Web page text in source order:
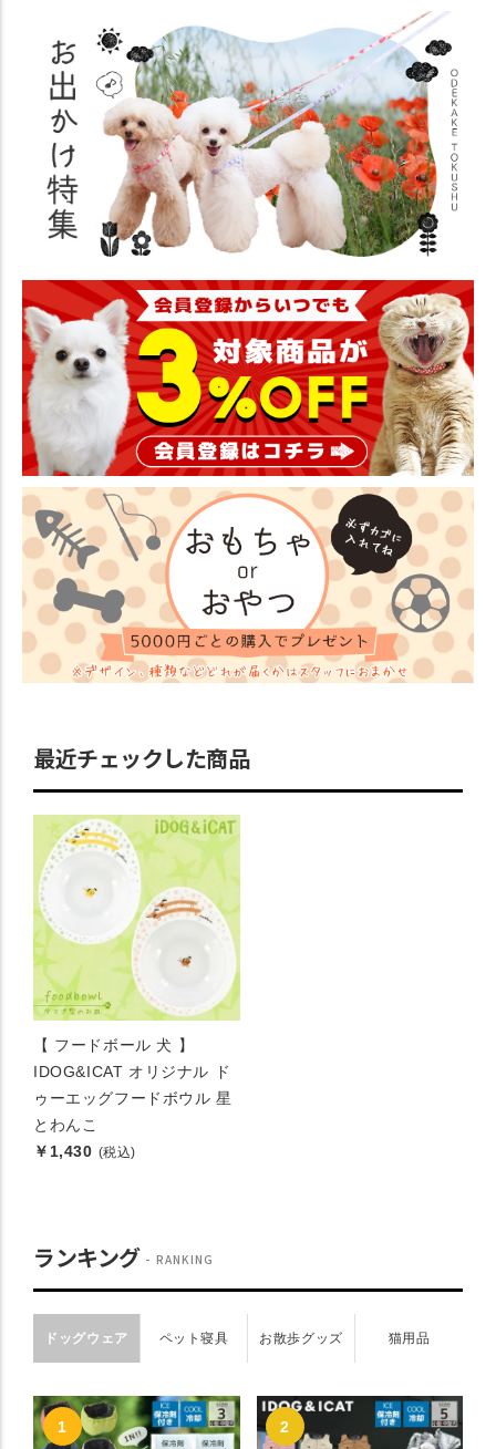
最近チェックした商品
【 フードボール 犬 】
IDOG&ICAT オリジナル ド
ゥーエッグフードボウル 星
とわんこ
￥1,430 (税込)
ランキング RANKING
ドッグウェア ペット寝具 お散歩グッズ 猫用品